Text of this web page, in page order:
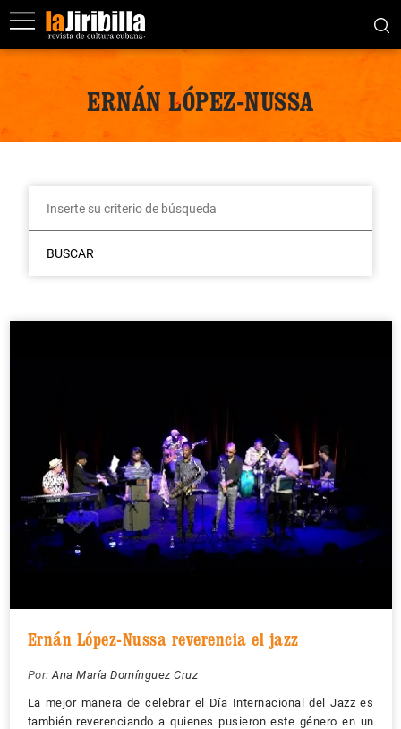
ERNÁN LÓPEZ-NUSSA
BUSCAR
Ernán López-Nussa reverencia el jazz
Por: Ana María Domínguez Cruz
La mejor manera de celebrar el Día Internacional del Jazz es
también reverenciando a quienes pusieron este género en un